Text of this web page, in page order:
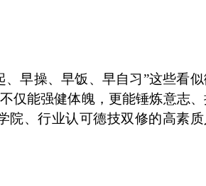
早操、早饭、早自习”这些看
仅能强健体魄，更能锤炼意志
院、行业认可德技双修的高素